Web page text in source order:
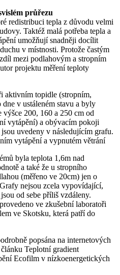
průřezu
redistribuci tepla z důvodu velmi
Taktéž malá potřeba tepla a
umožňují snadněji docílit
v místnosti. Protože častým
mezi podlahovým a stropním
projektu měření teploty
aktivním topidle (stropním,
v ustáleném stavu a byly
200, 160 a 250 cm od
vytápění) a obývacím pokoji
uvedeny v následujícím grafu.
vytápění a vypnutém větrání
byla teplota 1,6m nad
a také že u stropního
(měřeno ve 20cm) jen o
nejsou zcela vypovídající,
od sebe příliš vzdáleny.
ve zkušební laboratoři
ve Skotsku, která patří do
popsána na internetových
Teplotní gradient
Ecofilm v nízkoenergetických